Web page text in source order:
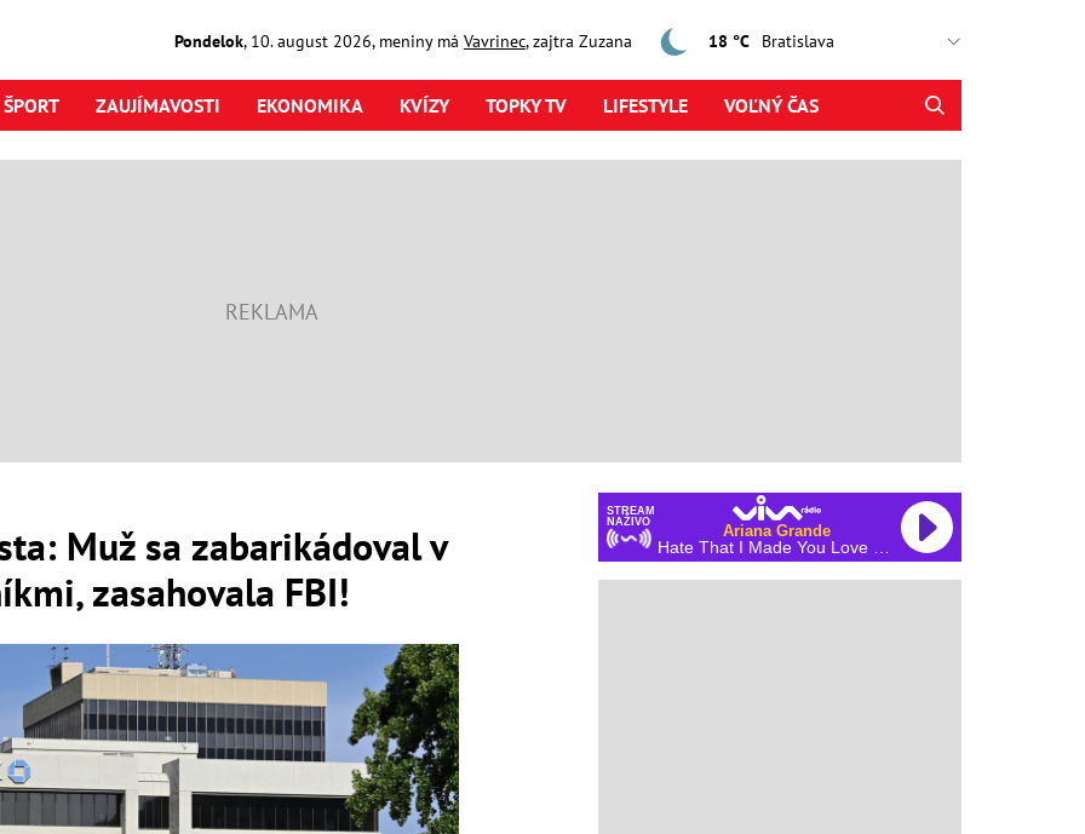
Pondelok, 10. august2026, meniny má Vavrinec, zajtra Zuzana 18 °C
ŠPORT ZAUJÍMAVOSTI EKONOMIKA KVÍZY TOPKY TV LIFESTYLE VOĽNÝ ČAS
Muž sa zabarikádoval v
zasahovala FBI!
STREAM
NAŽIVO
Ariana Grande